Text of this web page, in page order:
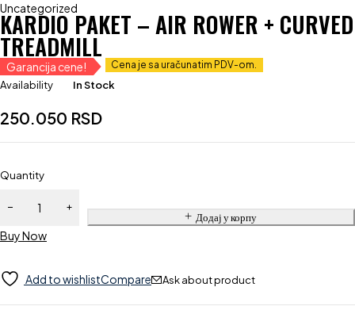
Uncategorized
KARDIO PAKET – AIR ROWER + CURVED
TREADMILL
Garancija cene! Cena je sa uračunatim PDV-om.
Availability In Stock
250.050 RSD
Quantity
Додај у корпу
Buy Now
Add to wishlistCompare Ask about product